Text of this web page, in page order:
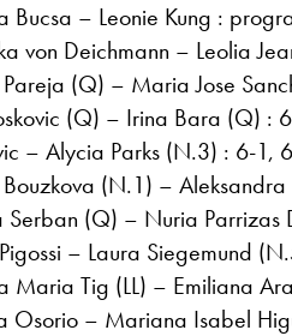
Bucsa – Leonie Kung :
von Deichmann – Leolia
Pareja (Q) – Maria Jose
(Q) – Irina Bara (Q) :
– Alycia Parks (N.3) : 6-1,
(N.1) –
Serban (Q) – Nuria
– Laura Siegemund
Maria Tig (LL) – Emiliana
Osorio – Mariana Isabel